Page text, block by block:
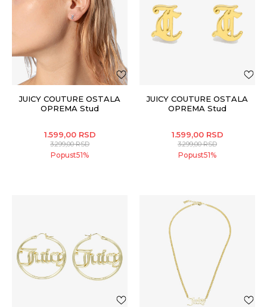
JUICY COUTURE OSTALA
OPREMA Stud
1.599,00 RSD
3.299,00RSD
Popust51%
JUICY COUTURE OSTALA
OPREMA Stud
1.599,00 RSD
3.299,00RSD
Popust51%